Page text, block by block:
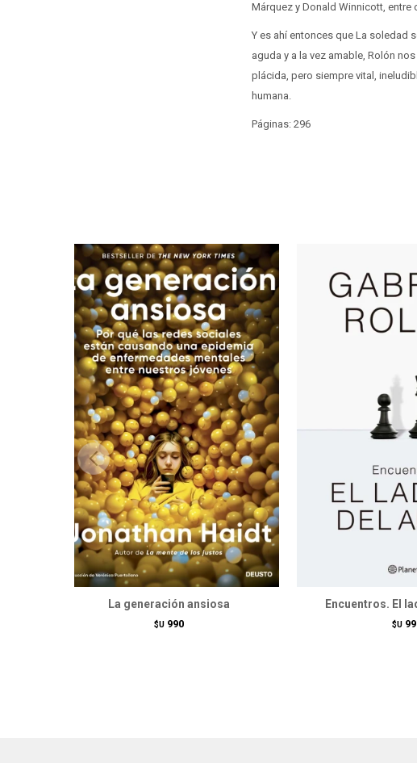
Márquez y Donald Winnicott,
Y es ahí entonces que La soledad
aguda y a la vez amable, Rolón
plácida, pero siempre vital,
humana.
Páginas: 296
La generación ansiosa
$U 990
Encuentros. El
$U